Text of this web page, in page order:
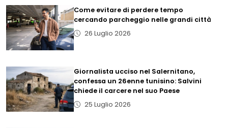
Come evitare di perdere tempo
cercando parcheggio nelle grandi città
26 Luglio 2026
Giornalista ucciso nel Salernitano,
confessa un 26enne tunisino: Salvini
chiede il carcere nel suo Paese
25 Luglio 2026